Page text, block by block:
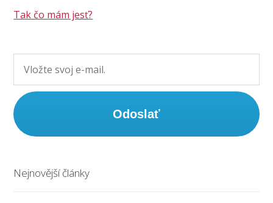
Tak čo mám jesť?
Odoslať
Nejnovější články